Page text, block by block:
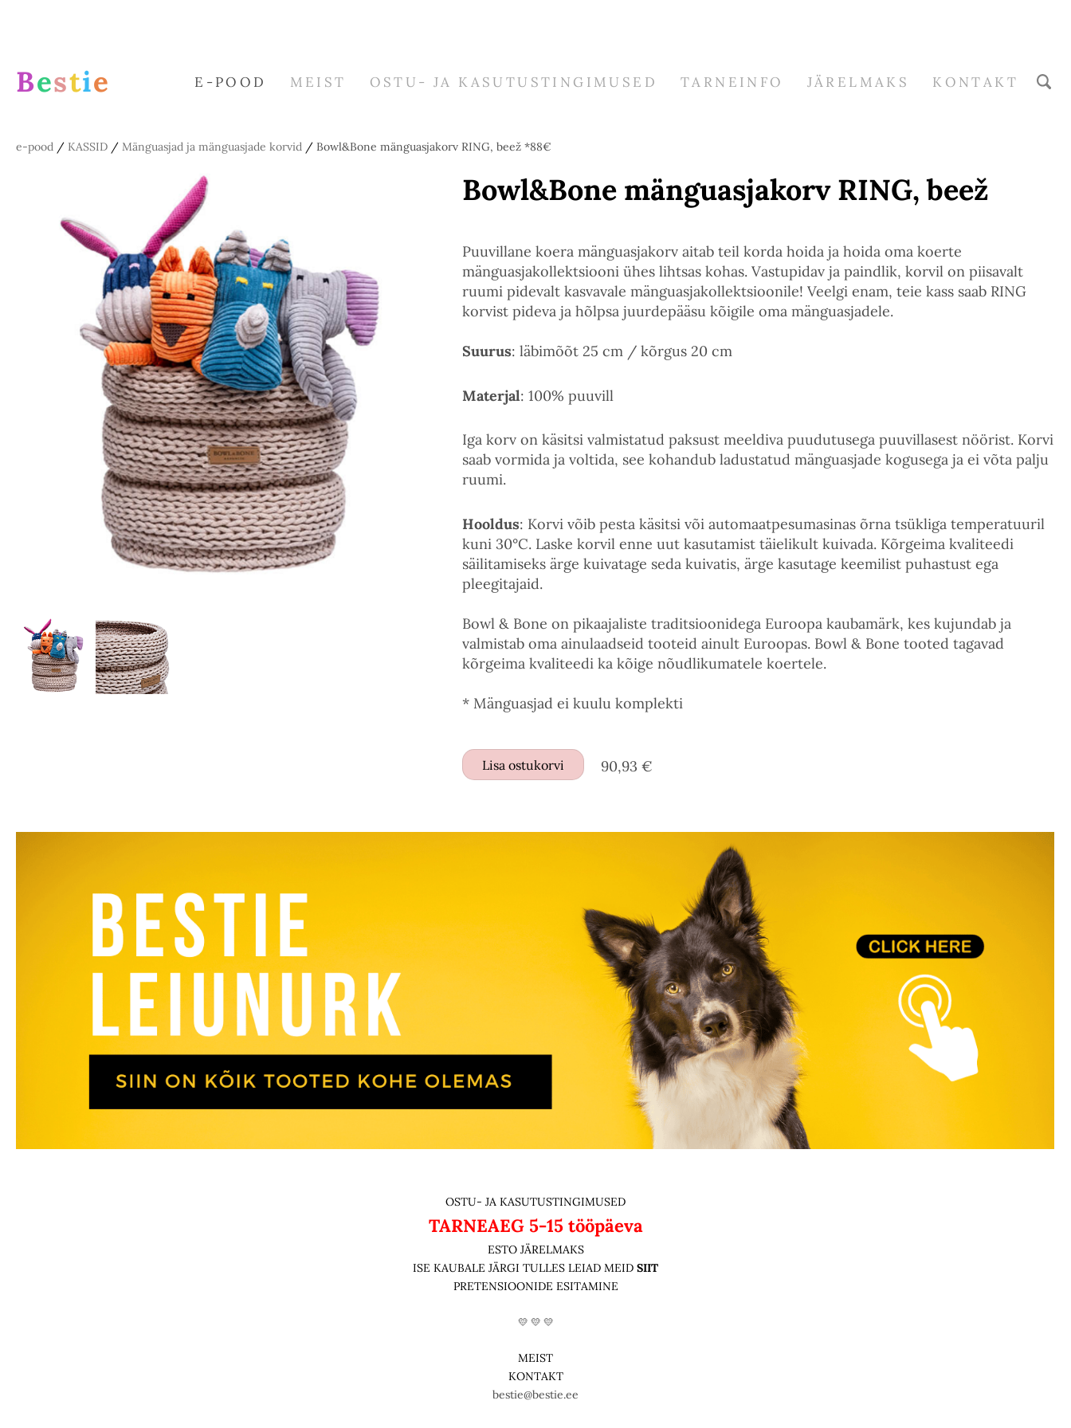
Bestie E-POOD MEIST OSTU- JA KASUTUSTINGIMUSED TARNEINFO JÄRELMAKS KONTAKT
e-pood / KASSID / Mänguasjad ja mänguasjade korvid / Bowl&Bone mänguasjakorv RING, beež *88€
Bowl&Bone mänguasjakorv RING, beež
Puuvillane koera mänguasjakorv aitab teil korda hoida ja hoida oma koerte
mänguasjakollektsiooni ühes lihtsas kohas. Vastupidav ja paindlik, korvil on piisavalt
ruumi pidevalt kasvavale mänguasjakollektsioonile! Veelgi enam, teie kass saab RING
korvist pideva ja hõlpsa juurdepääsu kõigile oma mänguasjadele.
Suurus: läbimõõt 25 cm / kõrgus 20 cm
Materjal: 100% puuvill
Iga korv on käsitsi valmistatud paksust meeldiva puudutusega puuvillasest nöörist. Korvi
saab vormida ja voltida, see kohandub ladustatud mänguasjade kogusega ja ei võta palju
ruumi.
Hooldus: Korvi võib pesta käsitsi või automaatpesumasinas õrna tsükliga temperatuuril
kuni 30°C. Laske korvil enne uut kasutamist täielikult kuivada. Kõrgeima kvaliteedi
säilitamiseks ärge kuivatage seda kuivatis, ärge kasutage keemilist puhastust ega
pleegitajaid.
Bowl & Bone on pikaajaliste traditsioonidega Euroopa kaubamärk, kes kujundab ja
valmistab oma ainulaadseid tooteid ainult Euroopas. Bowl & Bone tooted tagavad
kõrgeima kvaliteedi ka kõige nõudlikumatele koertele.
* Mänguasjad ei kuulu komplekti
Lisa ostukorvi 90,93 €
OSTU- JA KASUTUSTINGIMUSED
TARNEAEG 5-15 tööpäeva
ESTO JÄRELMAKS
ISE KAUBALE JÄRGI TULLES LEIAD MEID SIIT
PRETENSIOONIDE ESITAMINE
💛 💛 💛
MEIST
KONTAKT
bestie@bestie.ee